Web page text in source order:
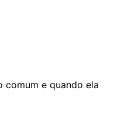
comum e quando ela